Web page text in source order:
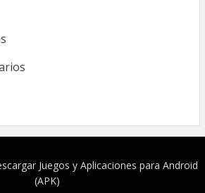
Juegos y Aplicaciones para Android
(APK)